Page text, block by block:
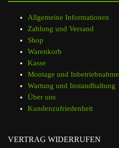
Allgemeine Informationen
Zahlung und Versand
Shop
Warenkorb
Kasse
Montage und Inbetriebnahme
Wartung und Instandhaltung
Über uns
Kundenzufriedenheit
VERTRAG WIDERRUFEN